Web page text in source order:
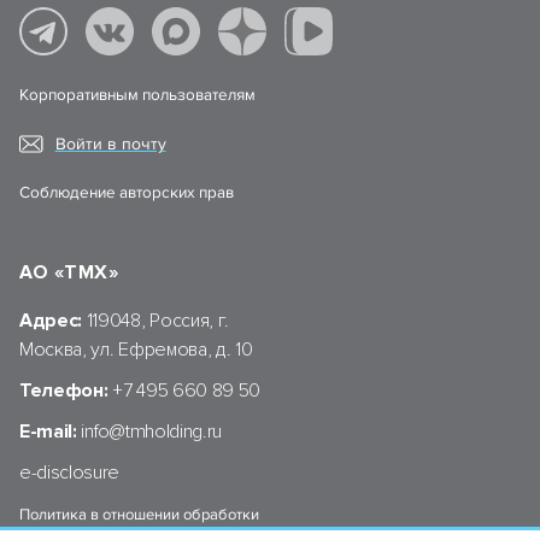
Корпоративным пользователям
Войти в почту
Соблюдение авторских прав
АО «ТМХ»
Адрес: 119048, Россия, г.
Москва, ул. Ефремова, д. 10
Телефон: +7 495 660 89 50
E-mail: info@tmholding.ru
e-disclosure
Политика в отношении обработки
персональных данных АО «ТМХ»